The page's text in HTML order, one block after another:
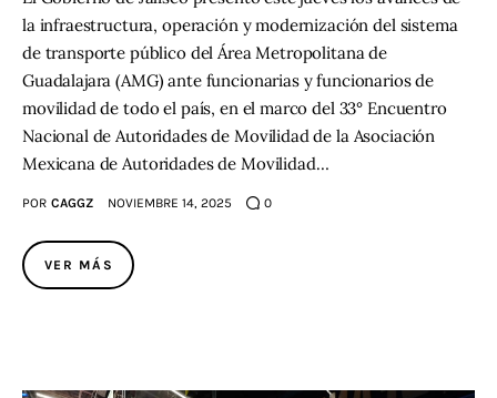
la infraestructura, operación y modernización del sistema
de transporte público del Área Metropolitana de
Guadalajara (AMG) ante funcionarias y funcionarios de
movilidad de todo el país, en el marco del 33° Encuentro
Nacional de Autoridades de Movilidad de la Asociación
Mexicana de Autoridades de Movilidad…
POR CAGGZ NOVIEMBRE 14, 2025 0
VER MÁS